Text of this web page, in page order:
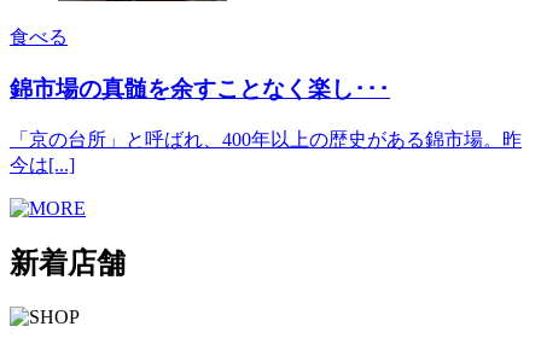
食べる
錦市場の真髄を余すことなく楽し･･･
「京の台所」と呼ばれ、400年以上の歴史がある錦市場。昨
今は[...]
新着店舗